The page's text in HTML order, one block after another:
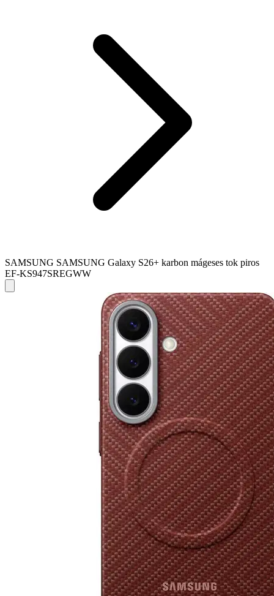
SAMSUNG SAMSUNG Galaxy S26+ karbon mágeses tok piros
EF-KS947SREGWW